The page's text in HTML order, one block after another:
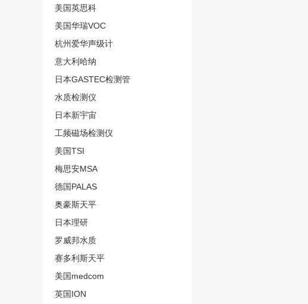
美国英思科
美国华瑞VOC
杭州爱华声级计
意大利哈纳
日本GASTEC检测管
水质检测仪
日本新宇宙
工频磁场检测仪
美国TSI
梅思安MSA
德国PALAS
奥豪斯天平
日本理研
罗威邦水质
赛多利斯天平
美国medcom
英国ION